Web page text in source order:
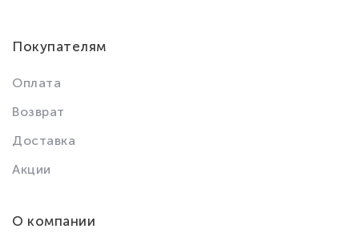
Покупателям
Оплата
Возврат
Доставка
Акции
О компании